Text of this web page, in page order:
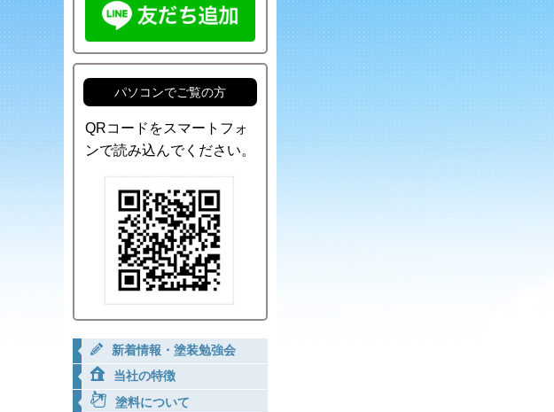
パソコンでご覧の方
QRコードをスマートフォ
ンで読み込んでください。
新着情報・塗装勉強会
当社の特徴
塗料について